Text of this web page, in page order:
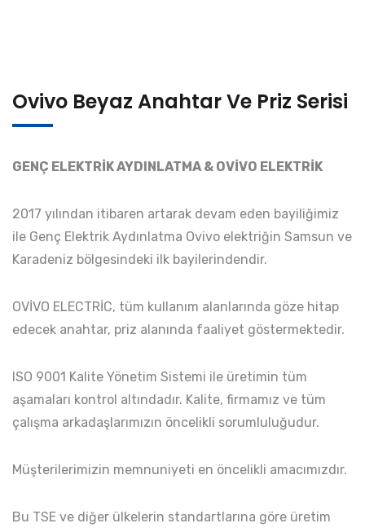
Ovivo Beyaz Anahtar Ve Priz Serisi
GENÇ ELEKTRİK AYDINLATMA & OVİVO ELEKTRİK
2017 yılından itibaren artarak devam eden bayiliğimiz
ile Genç Elektrik Aydınlatma Ovivo elektriğin Samsun ve
Karadeniz bölgesindeki ilk bayilerindendir.
OVİVO ELECTRİC, tüm kullanım alanlarında göze hitap
edecek anahtar, priz alanında faaliyet göstermektedir.
ISO 9001 Kalite Yönetim Sistemi ile üretimin tüm
aşamaları kontrol altındadır. Kalite, firmamız ve tüm
çalışma arkadaşlarımızın öncelikli sorumluluğudur.
Müşterilerimizin memnuniyeti en öncelikli amacımızdır.
Bu TSE ve diğer ülkelerin standartlarına göre üretim